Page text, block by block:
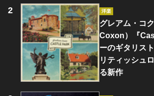
洋楽
グレアム・コ
Coxon）『
ーのギタリス
リティッシュ
る新作